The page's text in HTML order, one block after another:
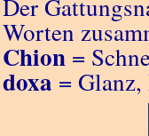
Der
Worten
Chion =
doxa =